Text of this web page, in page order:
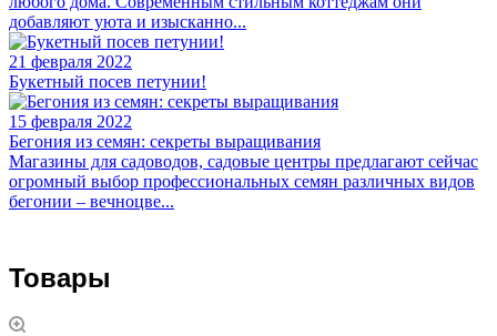
добавляют уюта и изысканно...
21 февраля 2022
Букетный посев петунии!
15 февраля 2022
Бегония из семян: секреты выращивания
Магазины для садоводов, садовые центры предлагают сейчас
огромный выбор профессиональных семян различных видов
бегонии – вечноцве...
Товары